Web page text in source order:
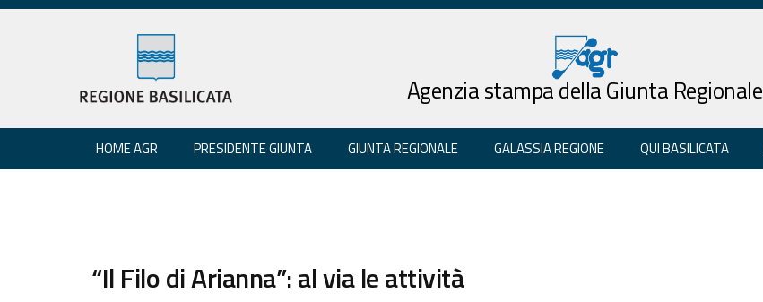
Agenzia stampa della Giunta Regionale
HOME AGR PRESIDENTE GIUNTA GIUNTA REGIONALE GALASSIA REGIONE QUI BASILICATA
“Il Filo di Arianna”: al via le attività